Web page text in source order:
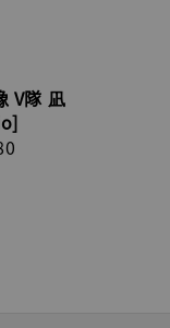
V隊 凪